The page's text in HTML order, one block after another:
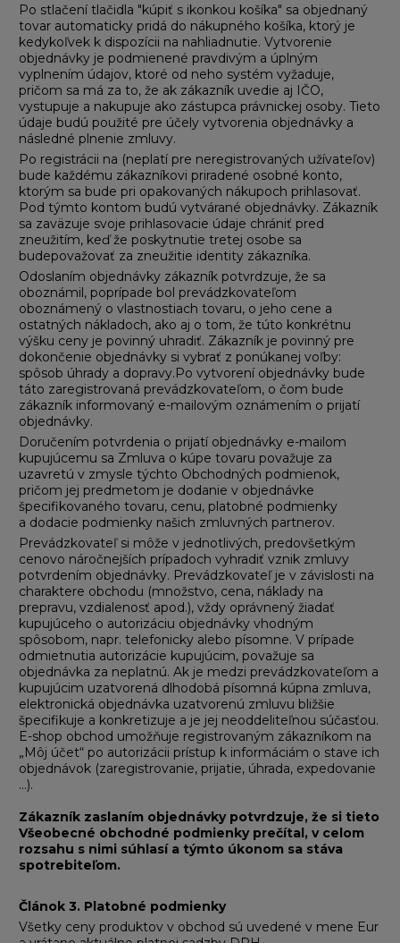
Po stlačení tlačidla "kúpiť s ikonkou košíka" sa objednaný
tovar automaticky pridá do nákupného košíka, ktorý je
kedykoľvek k dispozícii na nahliadnutie. Vytvorenie
objednávky je podmienené pravdivým a úplným
vyplnením údajov, ktoré od neho systém vyžaduje,
pričom sa má za to, že ak zákazník uvedie aj IČO,
vystupuje a nakupuje ako zástupca právnickej osoby. Tieto
údaje budú použité pre účely vytvorenia objednávky a
následné plnenie zmluvy.
Po registrácii na (neplatí pre neregistrovaných užívateľov)
bude každému zákazníkovi priradené osobné konto,
ktorým sa bude pri opakovaných nákupoch prihlasovať.
Pod týmto kontom budú vytvárané objednávky. Zákazník
sa zaväzuje svoje prihlasovacie údaje chrániť pred
zneužitím, keď že poskytnutie tretej osobe sa
budepovažovať za zneužitie identity zákazníka.
Odoslaním objednávky zákazník potvrdzuje, že sa
oboznámil, poprípade bol prevádzkovateľom
oboznámený o vlastnostiach tovaru, o jeho cene a
ostatných nákladoch, ako aj o tom, že túto konkrétnu
výšku ceny je povinný uhradiť. Zákazník je povinný pre
dokončenie objednávky si vybrať z ponúkanej voľby:
spôsob úhrady a dopravy.Po vytvorení objednávky bude
táto zaregistrovaná prevádzkovateľom, o čom bude
zákazník informovaný e-mailovým oznámením o prijatí
objednávky.
Doručením potvrdenia o prijatí objednávky e-mailom
kupujúcemu sa Zmluva o kúpe tovaru považuje za
uzavretú v zmysle týchto Obchodných podmienok,
pričom jej predmetom je dodanie v objednávke
špecifikovaného tovaru, cenu, platobné podmienky
a dodacie podmienky našich zmluvných partnerov.
Prevádzkovateľ si môže v jednotlivých, predovšetkým
cenovo náročnejších prípadoch vyhradiť vznik zmluvy
potvrdením objednávky. Prevádzkovateľ je v závislosti na
charaktere obchodu (množstvo, cena, náklady na
prepravu, vzdialenosť apod.), vždy oprávnený žiadať
kupujúceho o autorizáciu objednávky vhodným
spôsobom, napr. telefonicky alebo písomne. V prípade
odmietnutia autorizácie kupujúcim, považuje sa
objednávka za neplatnú. Ak je medzi prevádzkovateľom a
kupujúcim uzatvorená dlhodobá písomná kúpna zmluva,
elektronická objednávka uzatvorenú zmluvu bližšie
špecifikuje a konkretizuje a je jej neoddeliteľnou súčasťou.
E-shop obchod umožňuje registrovaným zákazníkom na
„Môj účet“ po autorizácii prístup k informáciám o stave ich
objednávok (zaregistrovanie, prijatie, úhrada, expedovanie
...).
Zákazník zaslaním objednávky potvrdzuje, že si tieto
Všeobecné obchodné podmienky prečítal, v celom
rozsahu s nimi súhlasí a týmto úkonom sa stáva
spotrebiteľom.
Článok 3. Platobné podmienky
Všetky ceny produktov v obchod sú uvedené v mene Eur